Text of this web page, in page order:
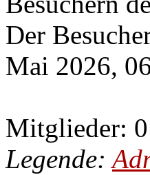
Der
Mai 2026,
Mitglieder:
Legende: